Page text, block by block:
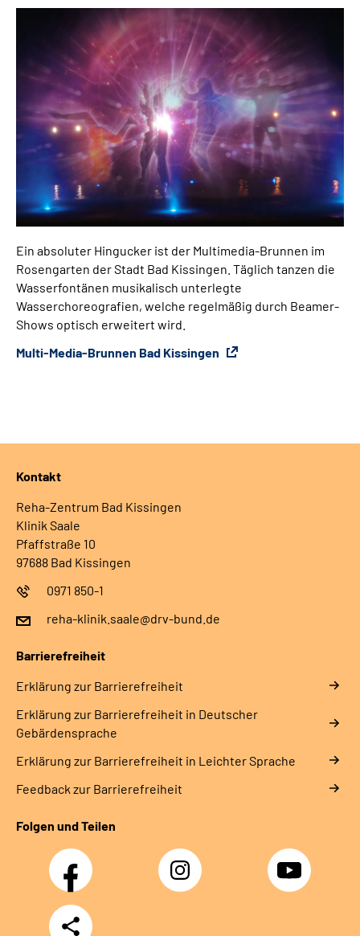
Ein absoluter Hingucker ist der Multimedia-Brunnen im
Rosengarten der Stadt Bad Kissingen. Täglich tanzen die
Wasserfontänen musikalisch unterlegte
Wasserchoreografien, welche regelmäßig durch Beamer-
Shows optisch erweitert wird.
Multi-Media-Brunnen Bad Kissingen
Kontakt
Reha-Zentrum Bad Kissingen
Klinik Saale
Pfaffstraße 10
97688 Bad Kissingen
0971 850-1
reha-klinik.saale@drv-bund.de
Barrierefreiheit
Erklärung zur Barrierefreiheit
Erklärung zur Barrierefreiheit in Deutscher
Gebärdensprache
Erklärung zur Barrierefreiheit in Leichter Sprache
Feedback zur Barrierefreiheit
Folgen und Teilen
Facebook Instagram YouTube
Teilen